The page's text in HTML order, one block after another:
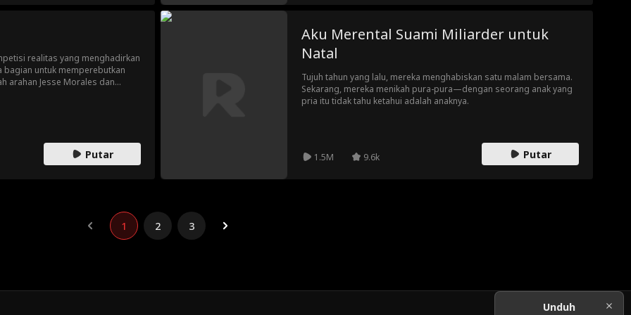
realitas yang menghadirkan
untuk memperebutkan
arahan Jesse Morales dan
Putar
Aku Merental Suami Miliarder untuk
Natal
Tujuh tahun yang lalu, mereka menghabiskan satu malam bersama.
Sekarang, mereka menikah pura-pura—dengan seorang anak yang
pria itu tidak tahu ketahui adalah anaknya.
1.5M 9.6k Putar
1 2 3
Unduh